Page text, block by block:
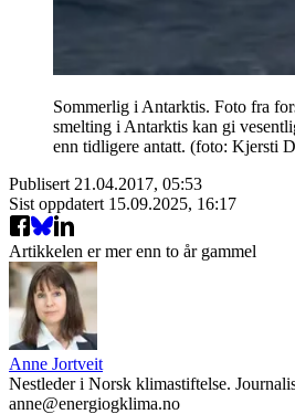
Sommerlig i Antarktis. Foto fra
smelting i Antarktis kan gi
enn tidligere antatt. (foto: Kjersti
Publisert 21.04.2017, 05:53
Sist oppdatert 15.09.2025, 16:17
Artikkelen er mer enn to år gammel
Anne Jortveit
Nestleder i Norsk klimastiftelse.
anne@energiogklima.no